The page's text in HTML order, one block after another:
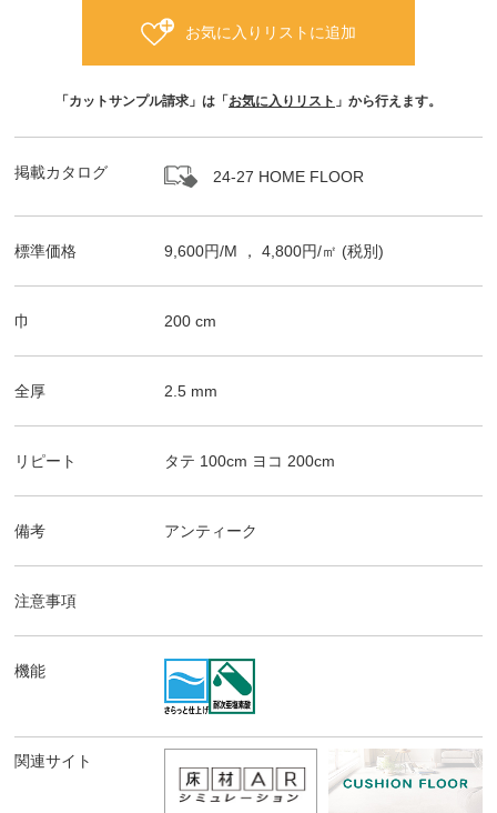
お気に入りリストに追加
「カットサンプル請求」は「 お気に入りリスト 」から行えます。
掲載カタログ 24-27 HOME FLOOR
標準価格 9,600円/M ，4,800円/㎡ (税別)
巾 200 cm
全厚 2.5 mm
リピート タテ 100cm ヨコ 200cm
備考 アンティーク
注意事項
機能
関連サイト